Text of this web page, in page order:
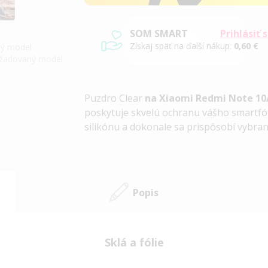
Prihlásiť
SOM SMART
Získaj späť na ďalší nákup: 0,60 €
Puzdro Clear na Xiaomi Redmi Note
poskytuje skvelú ochranu vášho
silikónu a dokonale sa prispôsobí
Popis
Sklá a fólie